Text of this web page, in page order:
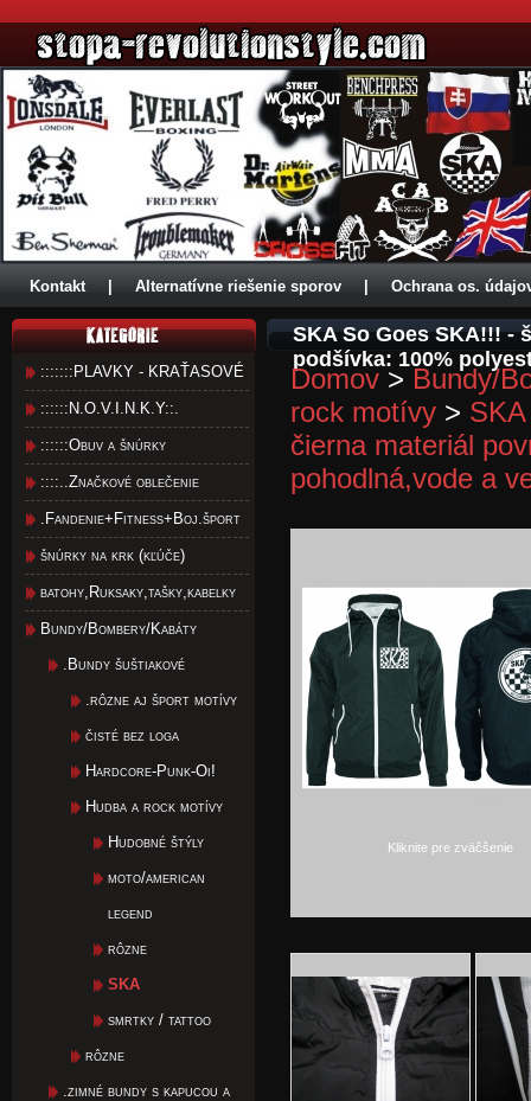
Kontakt Alternatívne riešenie sporov Ochrana os.
:::::::PLAVKY - KRAŤASOVÉ
::::::N.O.V.I.N.K.Y::.
::::::Obuv a šnúrky
::::..Značkové oblečenie
.Fandenie+Fitness+Boj.šport
šnúrky na krk (kľúče)
batohy,Ruksaky,tašky,kabelky
Bundy/Bombery/Kabáty
.Bundy šuštiakové
.rôzne aj šport motívy
čisté bez loga
Hardcore-Punk-Oi!
Hudba a rock motívy
Hudobné štýly
moto/american
legend
rôzne
SKA
smrtky / tattoo
rôzne
.zimné bundy s kapucou a
SKA So Goes SKA!!! -
podšívka: 100%
Domov > Bundy/
rock motívy > SKA
čierna materiál
pohodlná,vode a
Kliknite pre zväčšenie